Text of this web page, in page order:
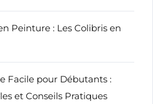
Peinture : Les Colibris en
Facile pour Débutants :
et Conseils Pratiques